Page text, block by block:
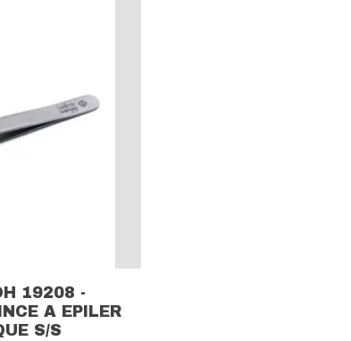
19208 -
A EPILER
S/S